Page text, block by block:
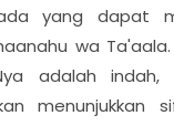
yang dapat
wa
adalah
menunjukkan